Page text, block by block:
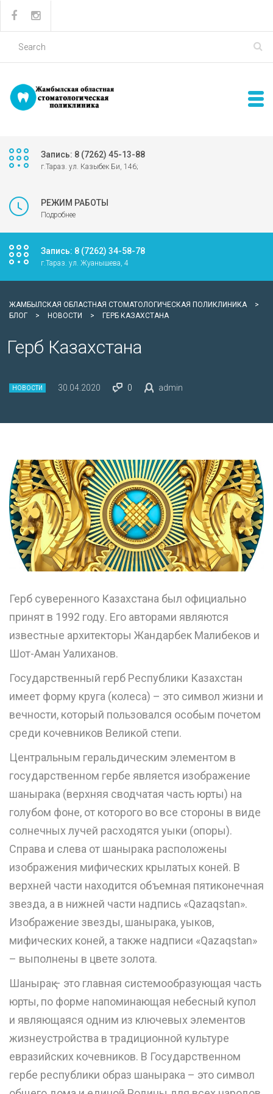
Запись: 8 (7262) 45-13-88
г.Тараз. ул. Казыбек Би, 146;
РЕЖИМ РАБОТЫ
Подробнее
Запись: 8 (7262) 34-58-78
г.Тараз. ул. Жуанышева, 4
ЖАМБЫЛСКАЯ ОБЛАСТНАЯ СТОМАТОЛОГИЧЕСКАЯ ПОЛИКЛИНИКА
>
БЛОГ
> НОВОСТИ > ГЕРБ КАЗАХСТАНА
Герб Казахстана
НОВОСТИ 30.04.2020 0 admin
Герб суверенного Казахстана был официально
принят в 1992 году. Его авторами являются
известные архитекторы Жандарбек Малибеков и
Шот-Аман Уалиханов.
Государственный герб Республики Казахстан
имеет форму круга (колеса) – это символ жизни и
вечности, который пользовался особым почетом
среди кочевников Великой степи.
Центральным геральдическим элементом в
государственном гербе является изображение
шанырака (верхняя сводчатая часть юрты) на
голубом фоне, от которого во все стороны в виде
солнечных лучей расходятся уыки (опоры).
Справа и слева от шанырака расположены
изображения мифических крылатых коней. В
верхней части находится объемная пятиконечная
звезда, а в нижней части надпись «Qazaqstan».
Изображение звезды, шанырака, уыков,
мифических коней, а также надписи «Qazaqstan»
– выполнены в цвете золота.
Шанырақ – это главная системообразующая часть
юрты, по форме напоминающая небесный купол
и являющаяся одним из ключевых элементов
жизнеустройства в традиционной культуре
евразийских кочевников. В Государственном
гербе республики образ шанырака – это символ